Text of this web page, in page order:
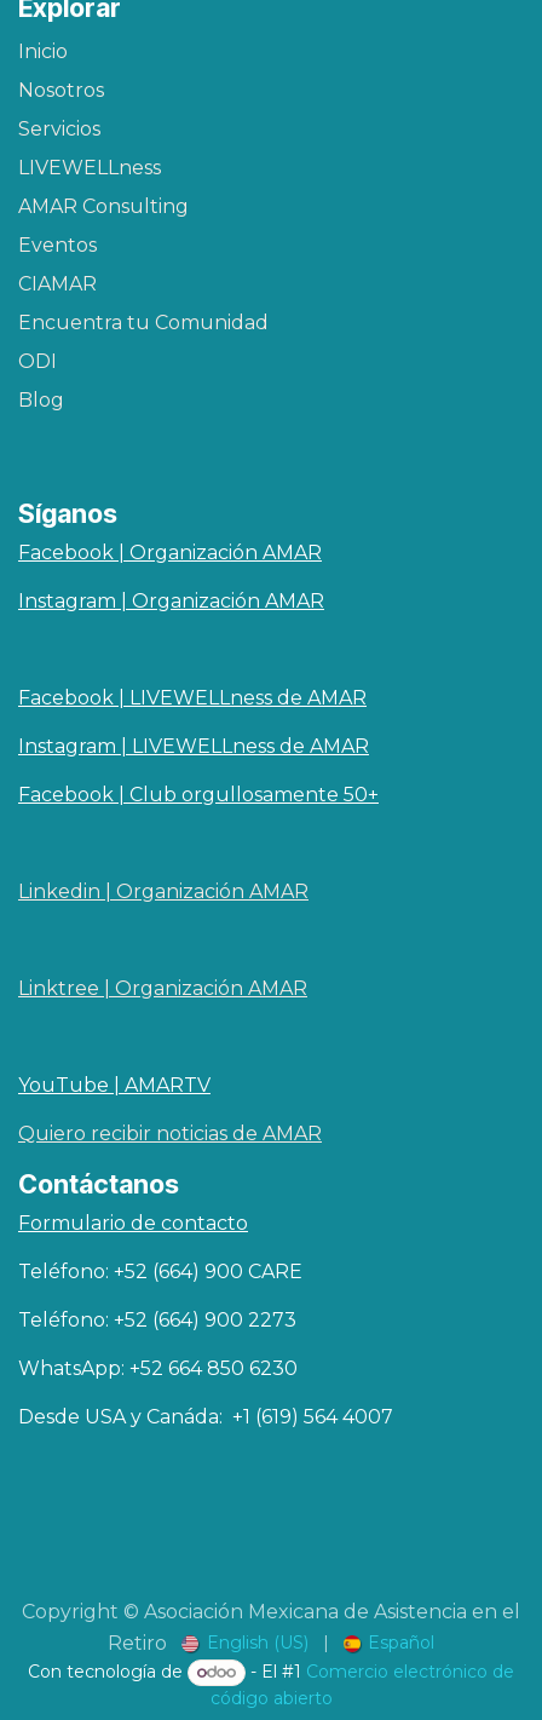
Explorar
Inicio
Nosotros
Servicios
LIVEWELLness
AMAR Consulting
Eventos
CIAMAR​
Encuentra tu Comunidad
ODI
Blog
Síganos
Facebook | Organización AMAR
Instagram | Organización AMAR
Facebook | LIVEWELLness de AMAR
Instagram | LIVEWELLness de AMAR
Facebook | Club orgullosamente 50+
Linkedin | O​rganización AMAR
Linktree | Organización AMAR
YouTube | AMARTV
Quiero recibir noticias de AMAR
Contáctanos
Formulario de contacto
Teléfono: +52 (664) 900 CARE
Teléfono: +52 (664) 900 2273
WhatsApp: +52 664 850 6230
Desde USA y Canáda: +1 (619) 564 4007
Copyright © Asociación Mexicana de Asistencia en el
Retiro
English (US) |
Español
Con tecnología de
- El #1 Comercio electrónico de
código abierto